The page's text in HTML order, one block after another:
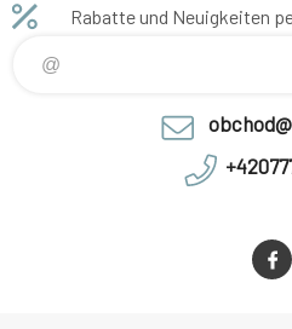
Rabatte und Neuigkeiten